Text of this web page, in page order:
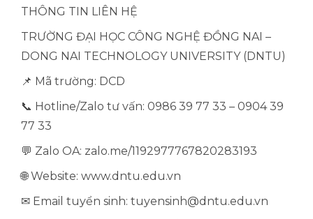
THÔNG TIN LIÊN HỆ
TRƯỜNG ĐẠI HỌC CÔNG NGHỆ ĐỒNG NAI –
DONG NAI TECHNOLOGY UNIVERSITY (DNTU)
📌 Mã trường: DCD
📞 Hotline/Zalo tư vấn: 0986 39 77 33 – 0904 39
77 33
💬 Zalo OA: zalo.me/1192977767820283193
🌐 Website: www.dntu.edu.vn
✉ Email tuyển sinh: tuyensinh@dntu.edu.vn